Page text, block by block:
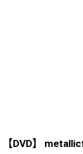
【DVD】